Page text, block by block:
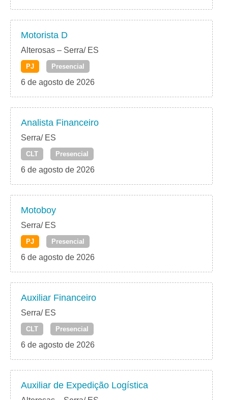
Motorista D
Alterosas – Serra/ ES
PJ Presencial
6 de agosto de 2026
Analista Financeiro
Serra/ ES
CLT Presencial
6 de agosto de 2026
Motoboy
Serra/ ES
PJ Presencial
6 de agosto de 2026
Auxiliar Financeiro
Serra/ ES
CLT Presencial
6 de agosto de 2026
Auxiliar de Expedição Logística